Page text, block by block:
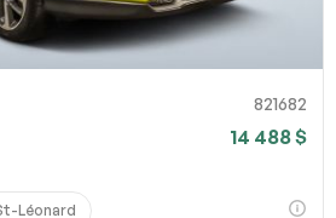
821682
14 488 $
Léonard